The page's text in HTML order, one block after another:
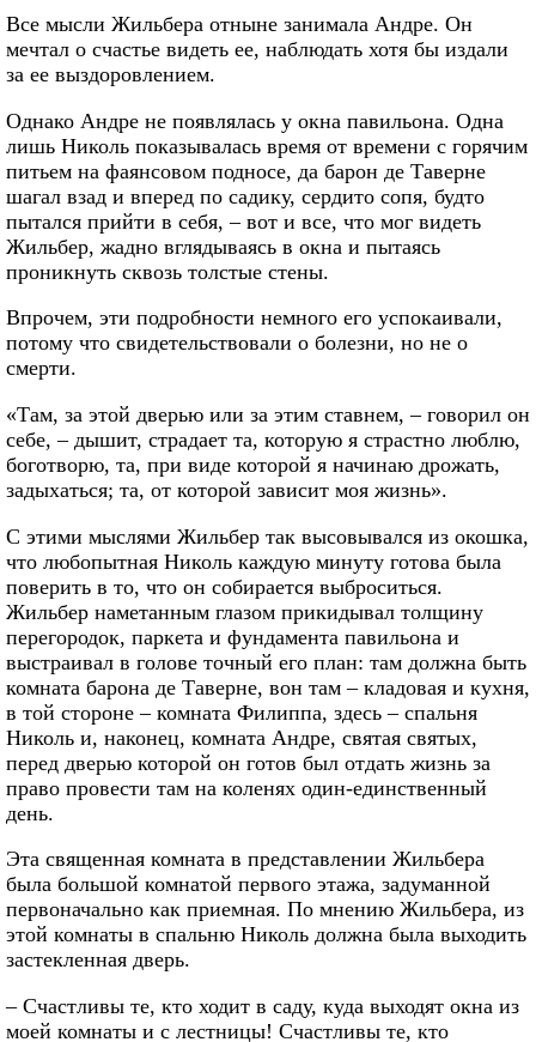
Все мысли Жильбера отныне занимала Андре. Он
мечтал о счастье видеть ее, наблюдать хотя бы издали
за ее выздоровлением.
Однако Андре не появлялась у окна павильона. Одна
лишь Николь показывалась время от времени с горячим
питьем на фаянсовом подносе, да барон де Таверне
шагал взад и вперед по садику, сердито сопя, будто
пытался прийти в себя, – вот и все, что мог видеть
Жильбер, жадно вглядываясь в окна и пытаясь
проникнуть сквозь толстые стены.
Впрочем, эти подробности немного его успокаивали,
потому что свидетельствовали о болезни, но не о
смерти.
«Там, за этой дверью или за этим ставнем, – говорил он
себе, – дышит, страдает та, которую я страстно люблю,
боготворю, та, при виде которой я начинаю дрожать,
задыхаться; та, от которой зависит моя жизнь».
С этими мыслями Жильбер так высовывался из окошка,
что любопытная Николь каждую минуту готова была
поверить в то, что он собирается выброситься.
Жильбер наметанным глазом прикидывал толщину
перегородок, паркета и фундамента павильона и
выстраивал в голове точный его план: там должна быть
комната барона де Таверне, вон там – кладовая и кухня,
в той стороне – комната Филиппа, здесь – спальня
Николь и, наконец, комната Андре, святая святых,
перед дверью которой он готов был отдать жизнь за
право провести там на коленях один-единственный
день.
Эта священная комната в представлении Жильбера
была большой комнатой первого этажа, задуманной
первоначально как приемная. По мнению Жильбера, из
этой комнаты в спальню Николь должна была выходить
застекленная дверь.
– Счастливы те, кто ходит в саду, куда выходят окна из
моей комнаты и с лестницы! Счастливы те, кто